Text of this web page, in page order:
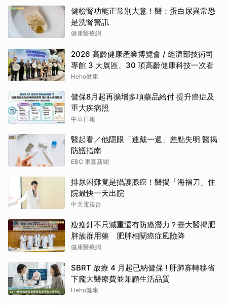
健檢腎功能正常別大意！醫：蛋白尿異常恐
是洗腎警訊
健康醫療網
2026 高齡健康產業博覽會 / 經濟部技術司
專館 3 大展區、30 項高齡健康科技一次看
Heho健康
健保8月起再擴增多項藥品給付 提升癌症及
重大疾病照
中華日報
醫起看／他隱眼「連戴一週」差點失明 醫揭
防護指南
EBC 東森新聞
排尿困難竟是攝護腺癌！醫揭「海福刀」住
院最快一天出院
中天電視台
瘦瘦針不只減重還有防癌潛力？臺大醫揭肥
胖族群用藥 肥胖相關癌症風險降
健康醫療網
SBRT 放療 4 月起已納健保 ! 肝肺寡轉移省
下龐大醫療費並兼顧生活品質
Heho健康